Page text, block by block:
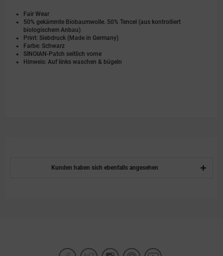
Fair Wear
50% gekämmte Biobaumwolle. 50% Tencel (aus kontrolliert
biologischem Anbau)
Print: Siebdruck (Made in Germany)
Farbe: Schwarz
SINOIAN-Patch seitlich vorne
Hinweis: Auf links waschen & bügeln
Kunden haben sich ebenfalls angesehen